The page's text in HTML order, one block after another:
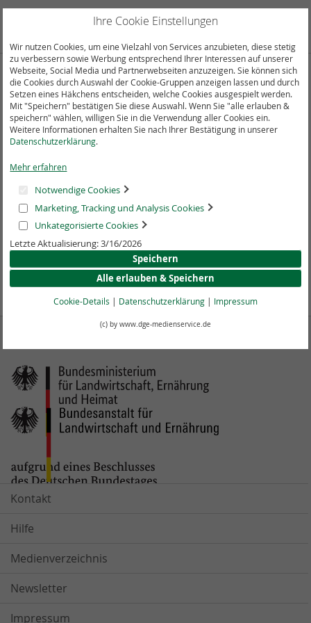
Direkt
Suchergebnisse für: "WA 0812 2782
5310 Pembuatan Interior Ruang Tamu
Berwarna Daerah Sidorejo Salatiga"
Ihre Suche ergab keine Ergebnisse
Einkaufen nach
EINKAUFEN NACH
* Inkl. MwSt., zzgl.Versand
Kontakt
Hilfe
Medienverzeichnis
Newsletter
Impressum
Ihre Cookie Einstellungen
Wir nutzen Cookies, um eine Vielzahl von Services anzubieten, diese stetig
zu verbessern sowie Werbung entsprechend Ihrer Interessen auf unserer
Webseite, Social Media und Partnerwebseiten anzuzeigen. Sie können sich
die Cookies durch Auswahl der Cookie-Gruppen anzeigen lassen und durch
Setzen eines Häkchens entscheiden, welche Cookies ausgespielt werden.
Mit "Speichern" bestätigen Sie diese Auswahl. Wenn Sie "alle erlauben &
speichern" wählen, willigen Sie in die Verwendung aller Cookies ein.
Weitere Informationen erhalten Sie nach Ihrer Bestätigung in unserer
Datenschutzerklärung.
Mehr erfahren
Notwendige Cookies
Marketing, Tracking und Analysis Cookies
Unkategorisierte Cookies
Letzte Aktualisierung: 3/16/2026
Speichern
Alle erlauben & Speichern
Cookie-Details | Datenschutzerklärung| Impressum
(c) by www.dge-medienservice.de